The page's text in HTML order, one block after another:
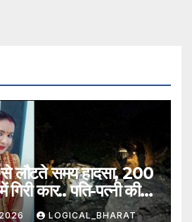
से लौटते समय हादसा, 200
गिरी कार.. पति-पत्नी की
LOGICAL_BHARAT